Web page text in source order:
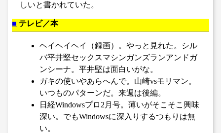
しいと書かれていた。
■ テレビ／本
ヘイヘイヘイ（録画）。やっと見れた。シル
バ平井堅セックスマシンガンズランアンドガ
ンシーナ。平井堅は面白いがな。
ガキの使いやあらへんで。山崎vsモリマン。
いつものパターンだ。来週は後編。
日経Windowsプロ2月号。薄いがそこそこ興味
深い。でもWindowsに深入りするつもりは無
い。